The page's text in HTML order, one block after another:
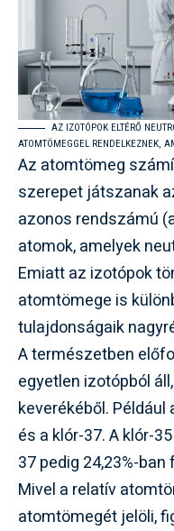
AZ IZOTÓPOK ELTÉRŐ
ATOMTÖMEGGEL RENDELKEZNEK,
Az atomtömeg
szerepet játszanak
azonos rendszámú
atomok, amelyek
Emiatt az izotópok
atomtömege is
tulajdonságaik
A természetben
egyetlen izotópból
keverékéből.
és a klór-37. A klór-
37 pedig 24,23%-
Mivel a relatív
atomtömegét jelöli,